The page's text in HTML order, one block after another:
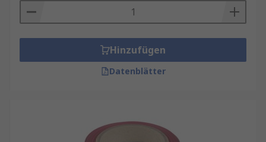
Hinzufügen
Datenblätter